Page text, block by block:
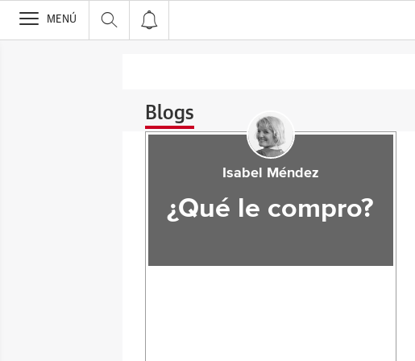
>
MENÚ
Blogs
Isabel Méndez
¿Qué le compro?